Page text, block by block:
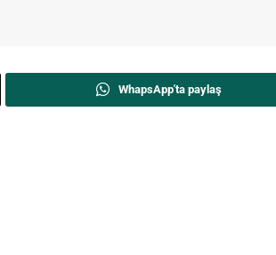
WhapsApp'ta paylaş